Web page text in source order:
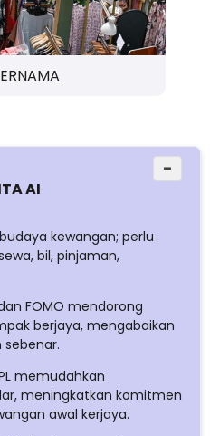
AI
−
kewangan; perlu
bil, pinjaman,
FOMO mendorong
berjaya, mengabaikan
memudahkan
meningkatkan komitmen
awal kerjaya.